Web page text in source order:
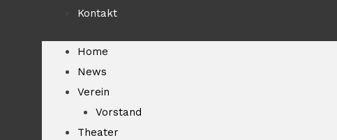
Kontakt
Home
News
Verein
Vorstand
Theater